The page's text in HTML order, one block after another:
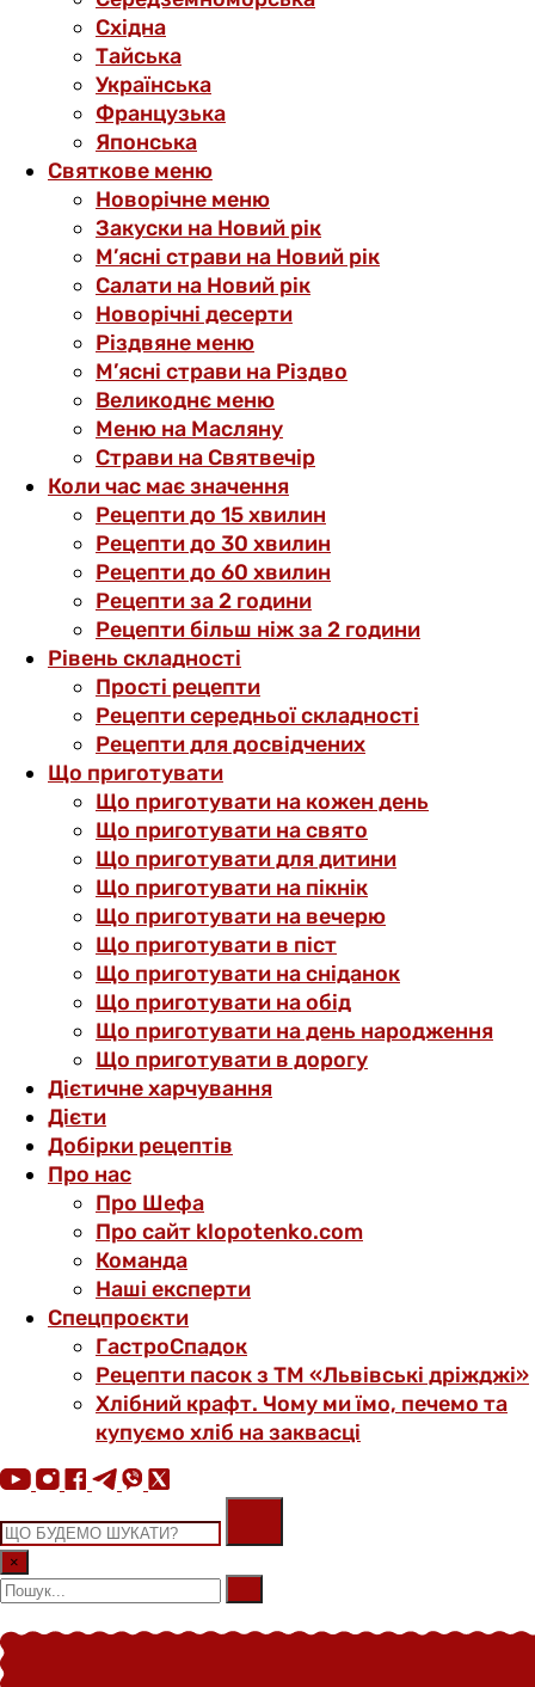
Східна
Тайська
Українська
Французька
Японська
Святкове меню
Новорічне меню
Закуски на Новий рік
М’ясні страви на Новий рік
Салати на Новий рік
Новорічні десерти
Різдвяне меню
М’ясні страви на Різдво
Великоднє меню
Меню на Масляну
Страви на Святвечір
Коли час має значення
Рецепти до 15 хвилин
Рецепти до 30 хвилин
Рецепти до 60 хвилин
Рецепти за 2 години
Рецепти більш ніж за 2 години
Рівень складності
Прості рецепти
Рецепти середньої складності
Рецепти для досвідчених
Що приготувати
Що приготувати на кожен день
Що приготувати на свято
Що приготувати для дитини
Що приготувати на пікнік
Що приготувати на вечерю
Що приготувати в піст
Що приготувати на сніданок
Що приготувати на обід
Що приготувати на день народження
Що приготувати в дорогу
Дієтичне харчування
Дієти
Добірки рецептів
Про нас
Про Шефа
Про сайт klopotenko.com
Команда
Наші експерти
Спецпроєкти
ГастроСпадок
Рецепти пасок з ТМ «Львівські дріжджі»
Хлібний крафт. Чому ми їмо, печемо та
купуємо хліб на заквасці
×